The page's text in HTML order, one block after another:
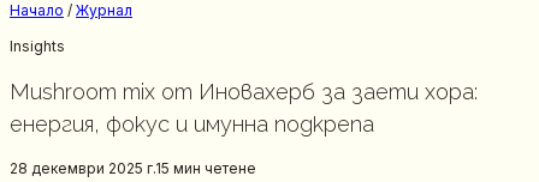
Начало / Журнал
Insights
Mushroom mix от Иновахерб за заети хора:
енергия, фокус и имунна подкрепа
28 декември 2025 г.15 мин четене